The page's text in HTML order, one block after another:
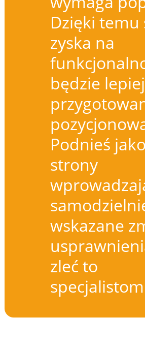
Dzięki temu
zyska na
będzie lepiej
Podnieś
strony
wskazane
zleć to